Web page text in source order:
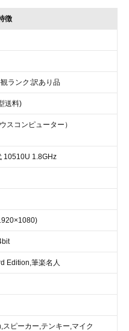
徴
ランク:訳あり品
送料)
スコンピューター）
10510U 1.8GHz
Edition,筆楽名人
ピーカー,テンキー,マイク